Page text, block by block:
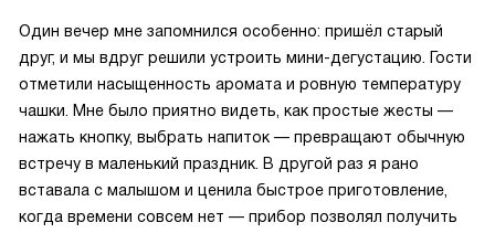
Один вечер мне запомнился особенно: пришёл старый
друг, и мы вдруг решили устроить мини-дегустацию. Гости
отметили насыщенность аромата и ровную температуру
чашки. Мне было приятно видеть, как простые жесты —
нажать кнопку, выбрать напиток — превращают обычную
встречу в маленький праздник. В другой раз я рано
вставала с малышом и ценила быстрое приготовление,
когда времени совсем нет — прибор позволял получить